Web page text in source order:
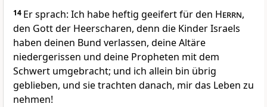
14 Er sprach: Ich habe heftig geeifert für den Herrn,
den Gott der Heerscharen, denn die Kinder Israels
haben deinen Bund verlassen, deine Altäre
niedergerissen und deine Propheten mit dem
Schwert umgebracht; und ich allein bin übrig
geblieben, und sie trachten danach, mir das Leben zu
nehmen!